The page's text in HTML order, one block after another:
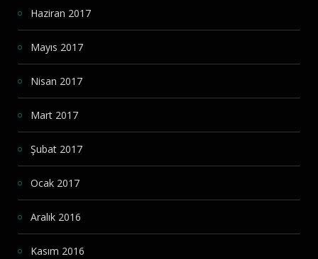
Haziran 2017
Mayıs 2017
Nisan 2017
Mart 2017
Şubat 2017
Ocak 2017
Aralık 2016
Kasım 2016